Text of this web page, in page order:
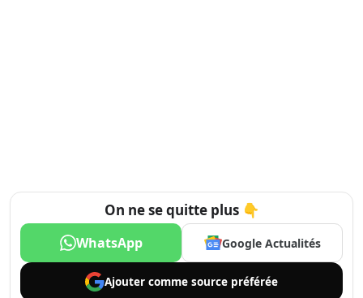
On ne se quitte plus 👇
WhatsApp Google Actualités
Ajouter comme source préférée